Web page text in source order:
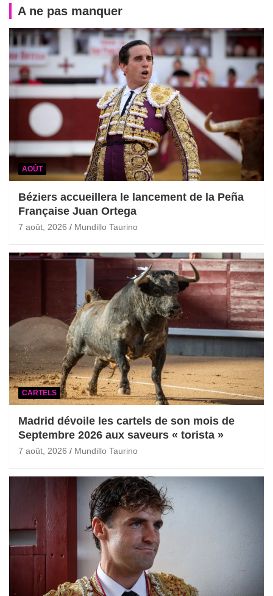
A ne pas manquer
AOÛT
Béziers accueillera le lancement de la Peña
Française Juan Ortega
7 août, 2026 Mundillo Taurino
CARTELS
Madrid dévoile les cartels de son mois de
Septembre 2026 aux saveurs « torista »
7 août, 2026 Mundillo Taurino